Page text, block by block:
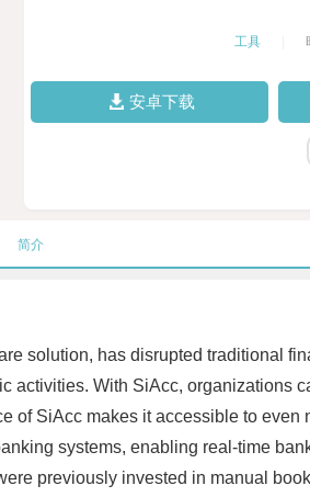
工具
安卓下载
简介
solution, has disrupted traditional
activities. With SiAcc, organizations
of SiAcc makes it accessible to
systems, enabling real-time
previously invested in manual